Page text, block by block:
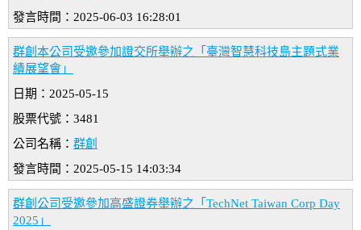
發言時間：2025-06-03 16:28:01
群創本公司受邀參加證交所舉辦之「臺灣智慧科技島主題式業
績展望會」
日期：2025-05-15
股票代號：3481
公司名稱： 群創
發言時間：2025-05-15 14:03:34
群創公司受邀參加高盛證券舉辦之「TechNet Taiwan Corp Day
2025」